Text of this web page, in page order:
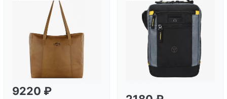
Загрузка...
9220 ₽